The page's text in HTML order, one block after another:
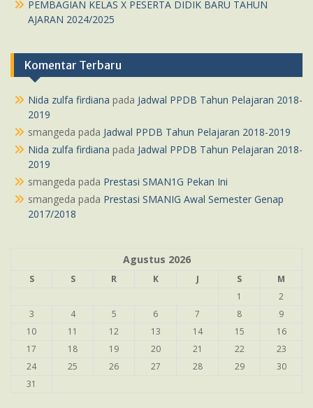
PEMBAGIAN KELAS X PESERTA DIDIK BARU TAHUN
AJARAN 2024/2025
Komentar Terbaru
Nida zulfa firdiana pada Jadwal PPDB Tahun Pelajaran 2018-
2019
smangeda pada Jadwal PPDB Tahun Pelajaran 2018-2019
Nida zulfa firdiana pada Jadwal PPDB Tahun Pelajaran 2018-
2019
smangeda pada Prestasi SMAN1G Pekan Ini
smangeda pada Prestasi SMANIG Awal Semester Genap
2017/2018
Agustus 2026
S S R K J S
M
1
2
3
4 5 6 7 8
9
10
11 12 13 14 15
16
17
18 19 20 21 22
23
24
25 26 27 28 29
30
31